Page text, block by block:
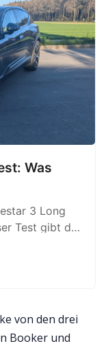
Was
3 Long
Test gibt dir
von den drei
Booker und